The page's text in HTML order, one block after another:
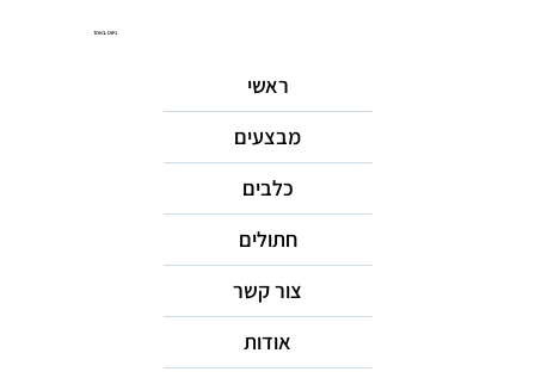
ניווט באתר
ראשי
מבצעים
כלבים
חתולים
צור קשר
אודות